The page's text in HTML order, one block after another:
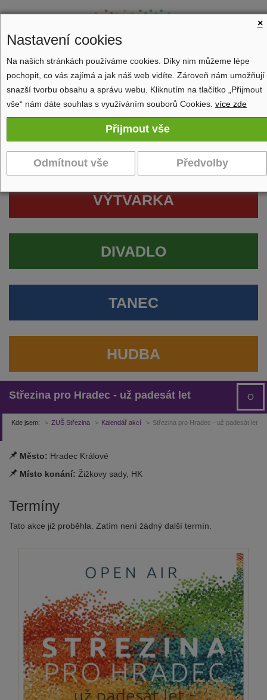
Zobrazit navigaci
VÝTVARKA
DIVADLO
TANEC
HUDBA
Střezina pro Hradec - už padesát let O
Kde jsem: ZUŠ Střezina Kalendář akcí Střezina pro Hradec - už padesát let
Město: Hradec Králové
Místo konání: Žižkovy sady, HK
Termíny
Tato akce již proběhla. Zatím není žádný další termín.
×
Nastavení cookies
Na našich stránkách používáme cookies. Díky nim můžeme lépe
pochopit, co vás zajímá a jak náš web vidíte. Zároveň nám umožňují
snazší tvorbu obsahu a správu webu. Kliknutím na tlačítko „Přijmout
vše“ nám dáte souhlas s využíváním souborů Cookies. více zde